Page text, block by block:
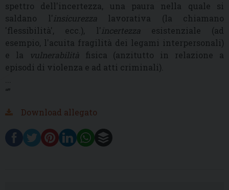
spettro dell'incertezza, una paura nella quale si
saldano l'insicurezza lavorativa (la chiamano
'flessibilità', ecc.), l'incertezza esistenziale (ad
esempio, l'acuita fragilità dei legami interpersonali)
e la
vulnerabilità fisica (anzitutto in relazione a
episodi di violenza e ad atti criminali).
“”
Download allegato